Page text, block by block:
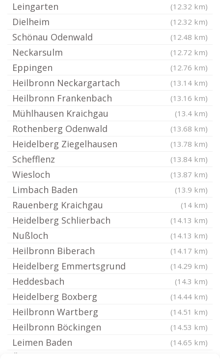
Leingarten (12.32 km)
Dielheim (12.32 km)
Schönau Odenwald (12.48 km)
Neckarsulm (12.72 km)
Eppingen (12.76 km)
Heilbronn Neckargartach (13.14 km)
Heilbronn Frankenbach (13.16 km)
Mühlhausen Kraichgau (13.4 km)
Rothenberg Odenwald (13.68 km)
Heidelberg Ziegelhausen (13.78 km)
Schefflenz (13.84 km)
Wiesloch (13.87 km)
Limbach Baden (13.9 km)
Rauenberg Kraichgau (14 km)
Heidelberg Schlierbach (14.13 km)
Nußloch (14.13 km)
Heilbronn Biberach (14.17 km)
Heidelberg Emmertsgrund (14.29 km)
Heddesbach (14.3 km)
Heidelberg Boxberg (14.44 km)
Heilbronn Wartberg (14.51 km)
Heilbronn Böckingen (14.53 km)
Leimen Baden (14.65 km)
Östringen